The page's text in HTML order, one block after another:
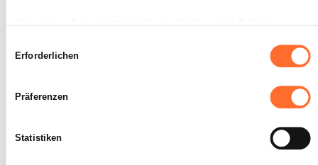
sind Cookies, die für die Funktion der Website unbedingt
erforderlich sind. Eine Beschreibung der verschiedenen Cookies
bestimmte Funktionen (z. B. Abspielen von Videos, Teilen von
Inhalten in sozialen Netzwerken, Speichern von bevorzugten
Erforderlichen
Präferenzen
Statistiken
3
Der Auszubildende ist in der
Lage, eine komplexe Aufgabe